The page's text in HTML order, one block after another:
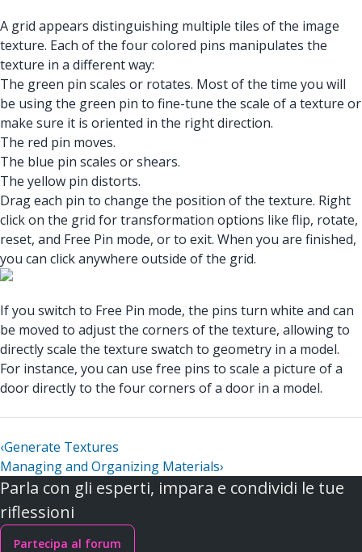
A grid appears distinguishing multiple tiles of the image
texture. Each of the four colored pins manipulates the
texture in a different way:
The green pin scales or rotates. Most of the time you will
be using the green pin to fine-tune the scale of a texture or
make sure it is oriented in the right direction.
The red pin moves.
The blue pin scales or shears.
The yellow pin distorts.
Drag each pin to change the position of the texture. Right
click on the grid for transformation options like flip, rotate,
reset, and Free Pin mode, or to exit. When you are finished,
you can click anywhere outside of the grid.
If you switch to Free Pin mode, the pins turn white and can
be moved to adjust the corners of the texture, allowing to
directly scale the texture swatch to geometry in a model.
For instance, you can use free pins to scale a picture of a
door directly to the four corners of a door in a model.
‹Generate Textures
Managing and Organizing Materials›
Parla con gli esperti, impara e condividi le tue
riflessioni
Partecipa al forum